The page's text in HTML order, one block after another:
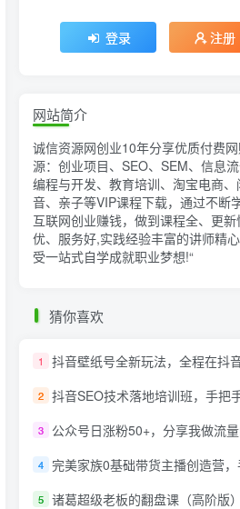
HI！请登录
登录 注册
网站简介
诚信资源网创业10年分享优质付费
源：创业项目、SEO、SEM、信息流
编程与开发、教育培训、淘宝电商
音、亲子等VIP课程下载，通过不断
互联网创业赚钱，做到课程全、更
优、服务好,实践经验丰富的讲师精
受一站式自学成就职业梦想!“
猜你喜欢
1 抖音壁纸号全新玩法，全程在抖音内部即可
2 抖音SEO技术落地培训班，手‬把手带你做好
3 公众号日涨粉50+，分享我做流量的
4 完美家族0基础带货主播创造营，​手把手教你从0~1
5 诸葛超级老板的翻盘课（高阶版），实体老板的起号课，诸葛一